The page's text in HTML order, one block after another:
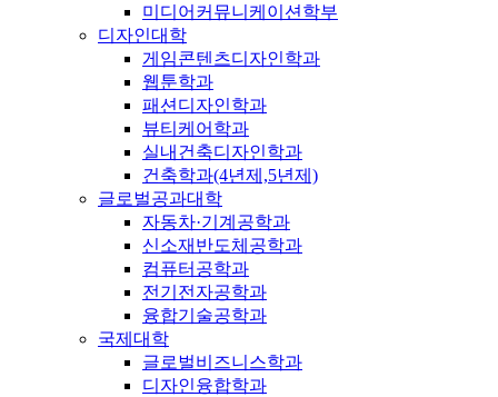
미디어커뮤니케이션학부
디자인대학
게임콘텐츠디자인학과
웹툰학과
패션디자인학과
뷰티케어학과
실내건축디자인학과
건축학과(4년제,5년제)
글로벌공과대학
자동차·기계공학과
신소재반도체공학과
컴퓨터공학과
전기전자공학과
융합기술공학과
국제대학
글로벌비즈니스학과
디자인융합학과